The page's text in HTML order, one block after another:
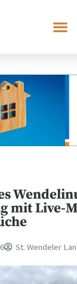
mit Live-
St. Wendeler